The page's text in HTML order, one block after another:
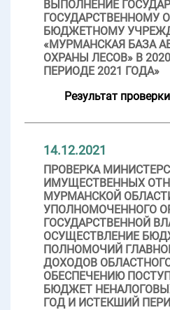
ВЫПОЛНЕНИЕ
ГОСУДАРСТВЕННОМУ
БЮДЖЕТНОМУ
«МУРМАНСКАЯ БАЗА
ОХРАНЫ ЛЕСОВ» В
ПЕРИОДЕ 2021 ГОДА»
Результат проверки
14.12.2021
ПРОВЕРКА
ИМУЩЕСТВЕННЫХ
МУРМАНСКОЙ
УПОЛНОМОЧЕННОГО
ГОСУДАРСТВЕННОЙ
ОСУЩЕСТВЛЕНИЕ
ПОЛНОМОЧИЙ
ДОХОДОВ
ОБЕСПЕЧЕНИЮ
БЮДЖЕТ
ГОД И ИСТЕКШИЙ